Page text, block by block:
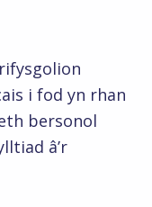
i fod yn rhan
bersonol
â’r